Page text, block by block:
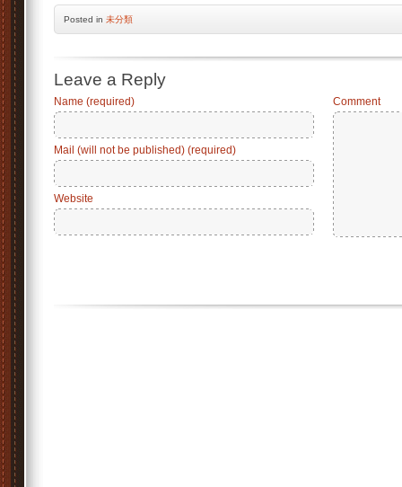
Posted in 未分類
Leave a Reply
Name (required)
Mail (will not be published) (required)
Website
Comment